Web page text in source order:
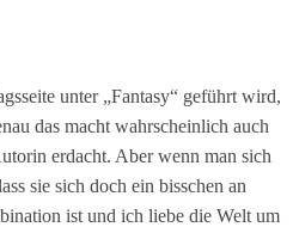
unter „Fantasy“ geführt wird,
das macht wahrscheinlich auch
erdacht. Aber wenn man sich
sie sich doch ein bisschen an
ist und ich liebe die Welt um